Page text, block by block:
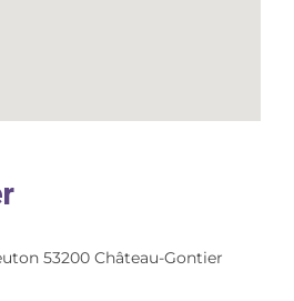
53200 Château-Gontier